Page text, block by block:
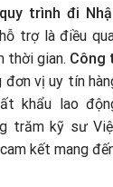
quy trình đi
trợ là điều
thời gian. Công
đơn vị uy tín
khẩu lao
trăm kỹ sư
cam kết mang